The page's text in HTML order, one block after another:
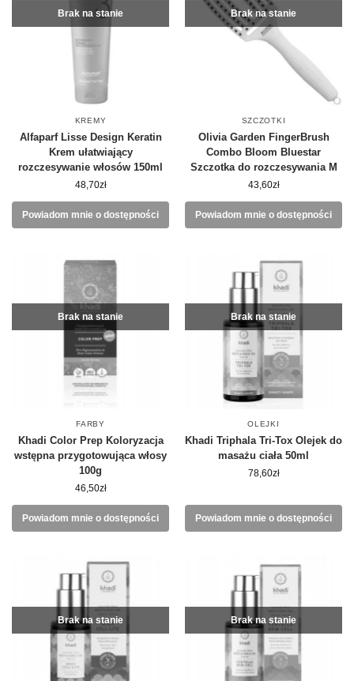
Brak na stanie
KREMY
Alfaparf Lisse Design Keratin
Krem ułatwiający
rozczesywanie włosów 150ml
48,70zł
Powiadom mnie o dostępności
Brak na stanie
SZCZOTKI
Olivia Garden FingerBrush
Combo Bloom Bluestar
Szczotka do rozczesywania M
43,60zł
Powiadom mnie o dostępności
Brak na stanie
FARBY
Khadi Color Prep Koloryzacja
wstępna przygotowująca włosy
100g
46,50zł
Powiadom mnie o dostępności
Brak na stanie
OLEJKI
Khadi Triphala Tri-Tox Olejek do
masażu ciała 50ml
78,60zł
Powiadom mnie o dostępności
Brak na stanie Brak na stanie